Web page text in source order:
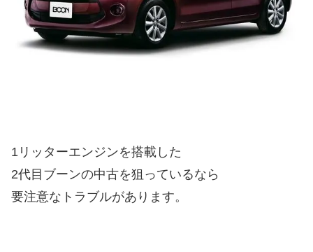
1リッターエンジンを搭載した
2代目ブーンの中古を狙っているなら
要注意なトラブルがあります。